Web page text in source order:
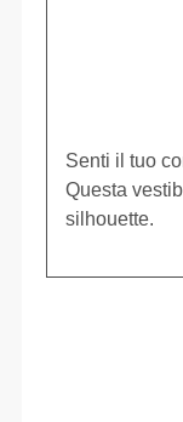
Senti il tuo
Questa
silhouette.